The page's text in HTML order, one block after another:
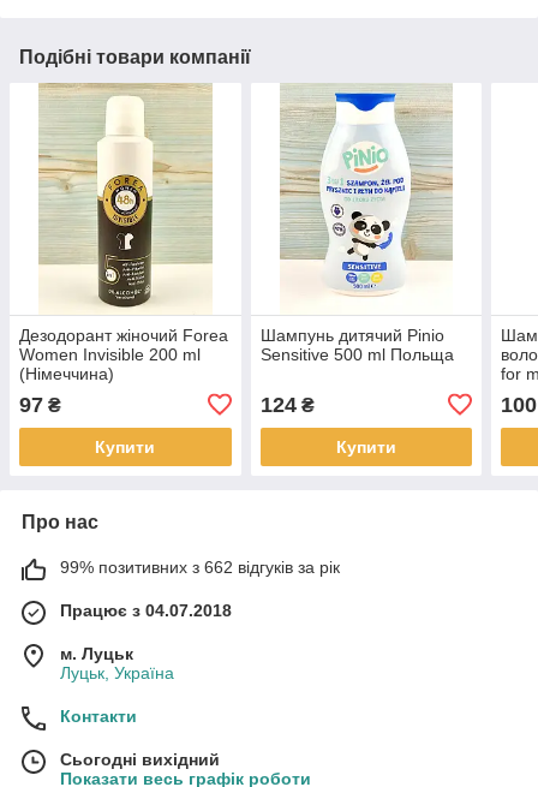
Подібні товари компанії
Дезодорант жіночий Forea
Women Invisible 200 ml
(Німеччина)
97 ₴
Купити
Шампунь дитячий Pinio
Sensitive 500 ml Польща
124₴
Купити
for
100
Про нас
99% позитивних з 662 відгуків за рік
Працює з 04.07.2018
м. Луцьк
Луцьк, Україна
Контакти
Сьогодні вихідний
Показати весь графік роботи